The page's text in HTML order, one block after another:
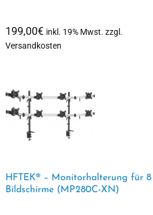
199,00€ inkl. 19% Mwst. zzgl.
Versandkosten
HFTEK® – Monitorhalterung für 8
Bildschirme (MP280C-XN)